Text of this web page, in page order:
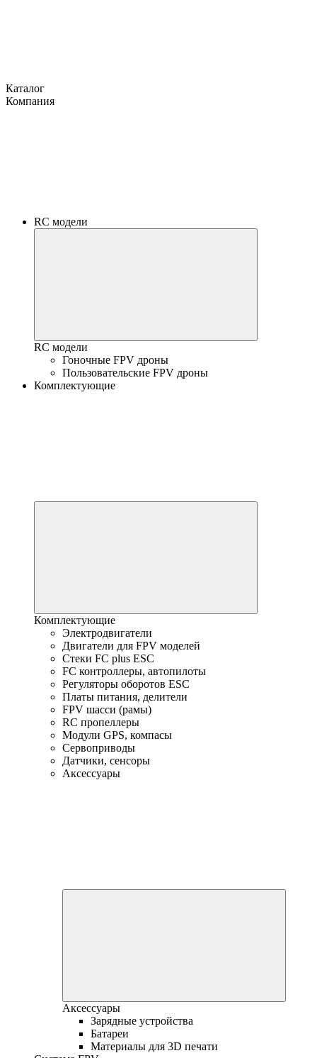
Каталог
Компания
RC модели
RC модели
Гоночные FPV дроны
Пользовательские FPV дроны
Комплектующие
Комплектующие
Электродвигатели
Двигатели для FPV моделей
Стеки FC plus ESC
FC контроллеры, автопилоты
Регуляторы оборотов ESC
Платы питания, делители
FPV шасси (рамы)
RC пропеллеры
Модули GPS, компасы
Сервоприводы
Датчики, сенсоры
Аксессуары
Аксессуары
Зарядные устройства
Батареи
Материалы для 3D печати